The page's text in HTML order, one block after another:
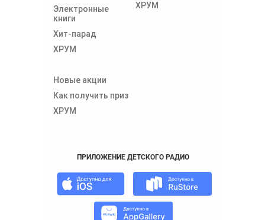
Электронные
книги
Хит-парад
ХРУМ
ХРУМ
Новые акции
Как получить приз
ХРУМ
ПРИЛОЖЕНИЕ ДЕТСКОГО РАДИО